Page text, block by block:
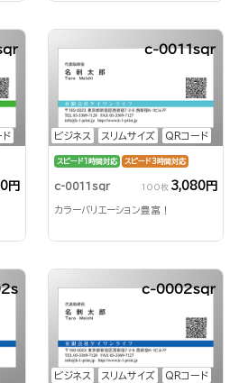
円
ビジネス スリムサイズ QRコード
c-0011sqr
スピード1時間対応 スピード3時間対応
c-0011sqr 100枚 3,080円
カラーバリエーション豊富！
ビジネス スリムサイズ QRコード
c-0002sqr